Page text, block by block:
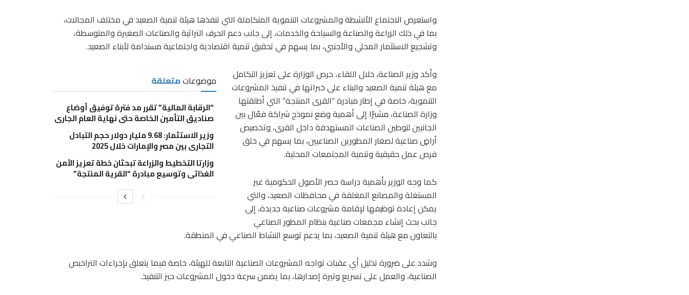
واستعرض الاجتماع الأنشطة والمشروعات التنموية المتكاملة التي تنفذها هيئة تنمية الصعيد في مختلف المجالات،
بما في ذلك الزراعة والصناعة والسياحة والخدمات، إلى جانب دعم الحرف التراثية والصناعات الصغيرة والمتوسطة،
وتشجيع الاستثمار المحلي والأجنبي، بما يسهم في تحقيق تنمية اقتصادية واجتماعية مستدامة لأبناء الصعيد.
موضوعاتمتعلقة
“الرقابة المالية” تقرر مد فترة توفيق أوضاع
صناديق التأمين الخاصة حتى نهاية العام الجاري
وزير الاستثمار: 9.68 مليار دولار حجم التبادل
التجاري بين مصر والإمارات خلال 2025
وزارتا التخطيط والزراعة تبحثان خطة تعزيز الأمن
الغذائي وتوسيع مبادرة “القرية المنتجة”
وأكد وزير الصناعة، خلال اللقاء، حرص الوزارة على تعزيز التكامل
مع هيئة تنمية الصعيد والبناء على خبراتها في تنفيذ المشروعات
التنموية، خاصة في إطار مبادرة “القرى المنتجة” التي أطلقتها
وزارة الصناعة، مشيرًا إلى أهمية وضع نموذج شراكة فعّال بين
الجانبين لتوطين الصناعات المستهدفة داخل القرى، وتخصيص
أراضٍ صناعية لصغار المطورين الصناعيين، بما يسهم في خلق
فرص عمل حقيقية وتنمية المجتمعات المحلية.
كما وجه الوزير بأهمية دراسة حصر الأصول الحكومية غير
المستغلة والمصانع المغلقة في محافظات الصعيد، والتي
يمكن إعادة توظيفها لإقامة مشروعات صناعية جديدة، إلى
جانب بحث إنشاء مجمعات صناعية بنظام المطور الصناعي
بالتعاون مع هيئة تنمية الصعيد، بما يدعم توسع النشاط الصناعي في المنطقة.
وشدد على ضرورة تذليل أي عقبات تواجه المشروعات الصناعية التابعة للهيئة، خاصة فيما يتعلق بإجراءات التراخيص
الصناعية، والعمل على تسريع وتيرة إصدارها، بما يضمن سرعة دخول المشروعات حيز التنفيذ.